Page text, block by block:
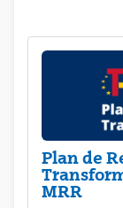
Plan de
MRR